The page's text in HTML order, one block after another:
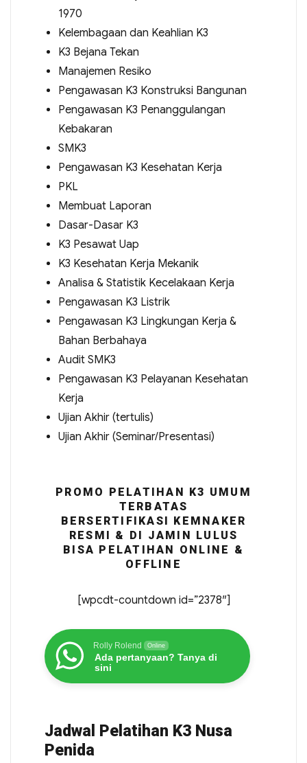
1970
Kelembagaan dan Keahlian K3
K3 Bejana Tekan
Manajemen Resiko
Pengawasan K3 Konstruksi Bangunan
Pengawasan K3 Penanggulangan
Kebakaran
SMK3
Pengawasan K3 Kesehatan Kerja
PKL
Membuat Laporan
Dasar-Dasar K3
K3 Pesawat Uap
K3 Kesehatan Kerja Mekanik
Analisa & Statistik Kecelakaan Kerja
Pengawasan K3 Listrik
Pengawasan K3 Lingkungan Kerja &
Bahan Berbahaya
Audit SMK3
Pengawasan K3 Pelayanan Kesehatan
Kerja
Ujian Akhir (tertulis)
Ujian Akhir (Seminar/Presentasi)
PROMO PELATIHAN K3 UMUM
TERBATAS
BERSERTIFIKASI KEMNAKER
RESMI & DI JAMIN LULUS
BISA PELATIHAN ONLINE &
OFFLINE
[wpcdt-countdown id=”2378″]
Rolly Rolend Online
Ada pertanyaan? Tanya di
sini
Jadwal Pelatihan K3 Nusa
Penida